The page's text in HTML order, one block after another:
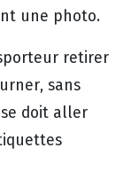
une photo.
retirer
sans
doit aller